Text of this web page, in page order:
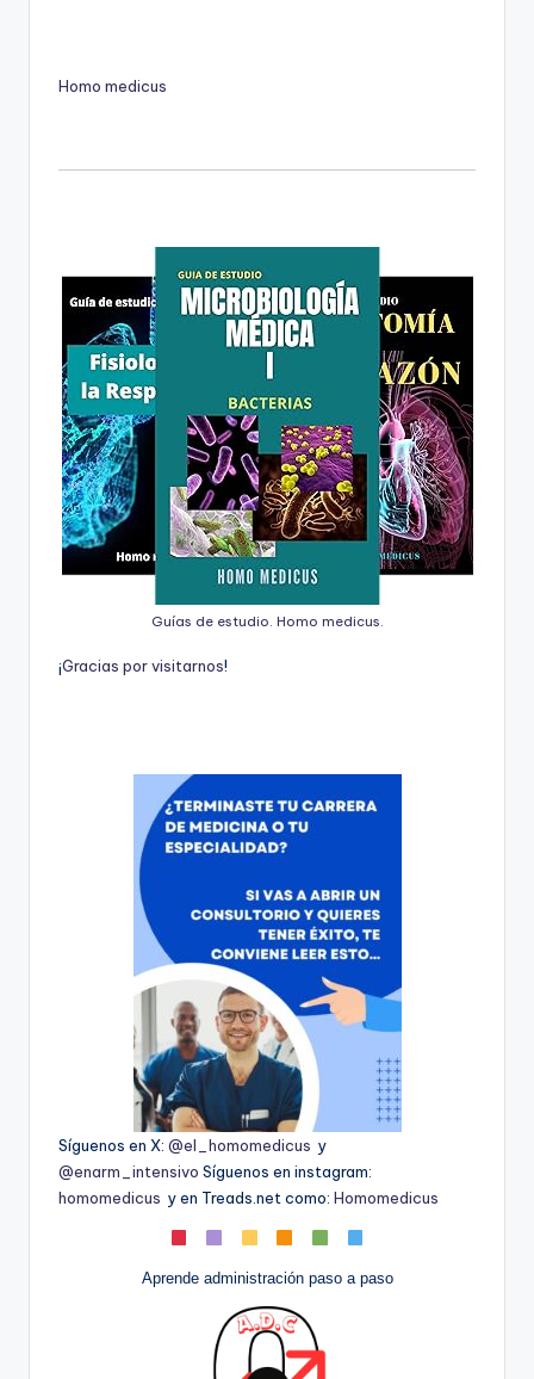
Homo medicus
Guías de estudio. Homo medicus.
¡Gracias porvisitarnos!
Síguenos en X: @el_homomedicus y
@enarm_intensivo Síguenos en instagram:
homomedicus y en Treads.net como: Homomedicus
Aprende administración paso a paso